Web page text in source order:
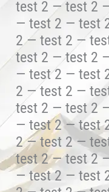
test 2 — test 2
— test 2 — test
2 — test 2 —
test 2 — test 2
— test 2 — test
2 — test 2 —
test 2 — test 2
— test 2 — test
2 — test 2 —
test 2 — test 2
— test 2 — test